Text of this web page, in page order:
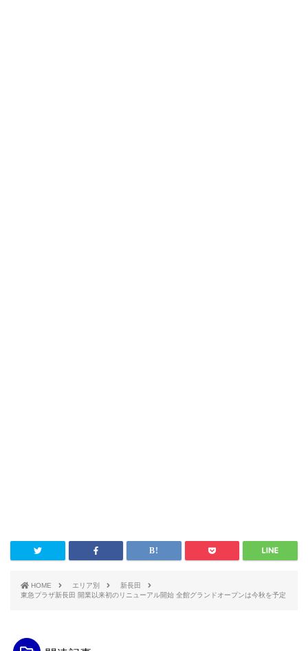
HOME エリア別
新長田
東急プラザ新長田 開業以来初のリニューアル開始 全館グランドオープンは今秋を予定